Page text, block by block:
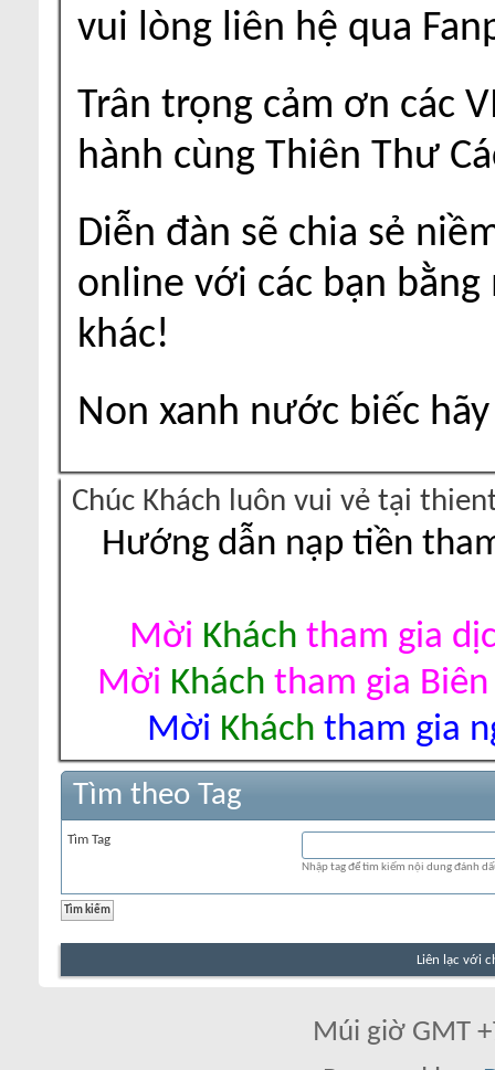
vui lòng liên hệ qua
Trân trọng cảm ơn các
hành cùng Thiên Thư
Diễn đàn sẽ chia sẻ
online với các bạn
khác!
Non xanh nước biếc
Chúc Khách luôn vui vẻ tại
Hướng dẫn nạp tiền
Mời Khách tham gia
Mời Khách tham gia
Mời Khách tham gia
Tìm theo Tag
Tìm Tag
Nhập tag để tìm kiếm nội dung đánh
Liên lạc với
Múi giờ GMT